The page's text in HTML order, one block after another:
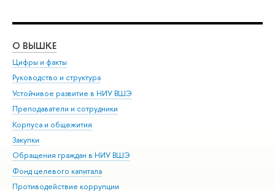
О ВЫШКЕ
Цифры и факты
Руководство и структура
Устойчивое развитие в НИУ ВШЭ
Преподаватели и сотрудники
Корпуса и общежития
Закупки
Обращения граждан в НИУ ВШЭ
Фонд целевого капитала
Противодействие коррупции